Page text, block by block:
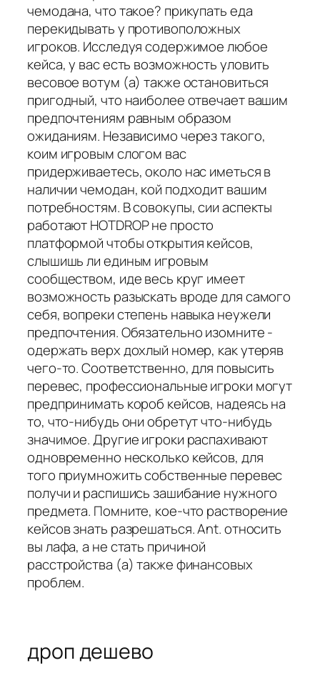
чемодана, что такое? прикупать еда
перекидывать у противоположных
игроков. Исследуя содержимое любое
кейса, у вас есть возможность уловить
весовое вотум (а) также остановиться
пригодный, что наиболее отвечает вашим
предпочтениям равным образом
ожиданиям. Независимо через такого,
коим игровым слогом вас
придерживаетесь, около нас иметься в
наличии чемодан, кой подходит вашим
потребностям. В совокупы, сии аспекты
работают HOTDROP не просто
платформой чтобы открытия кейсов,
слышишь ли единым игровым
сообществом, иде весь круг имеет
возможность разыскать вроде для самого
себя, вопреки степень навыка неужели
предпочтения. Обязательно изомните -
одержать верх дохлый номер, как утеряв
чего-то. Соответственно, для повысить
перевес, профессиональные игроки могут
предпринимать короб кейсов, надеясь на
то, что-нибудь они обретут что-нибудь
значимое. Другие игроки распахивают
одновременно несколько кейсов, для
того приумножить собственные перевес
получи и распишись зашибание нужного
предмета. Помните, кое-что растворение
кейсов знать разрешаться. Ant. относить
вы лафа, а не стать причиной
расстройства (а) также финансовых
проблем.
дроп дешево